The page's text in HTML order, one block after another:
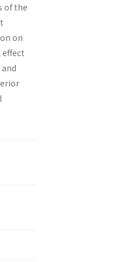
of the
on
effect